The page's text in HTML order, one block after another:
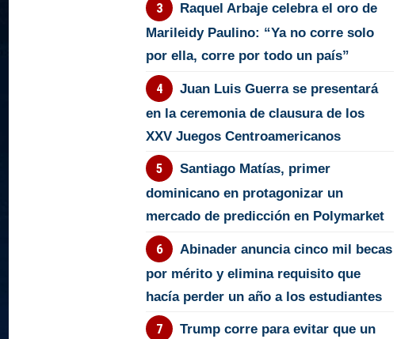
Raquel Arbaje celebra el oro de
Marileidy Paulino: “Ya no corre solo
por ella, corre por todo un país”
Juan Luis Guerra se presentará
en la ceremonia de clausura de los
XXV Juegos Centroamericanos
Santiago Matías, primer
dominicano en protagonizar un
mercado de predicción en Polymarket
Abinader anuncia cinco mil becas
por mérito y elimina requisito que
hacía perder un año a los estudiantes
Trump corre para evitar que un